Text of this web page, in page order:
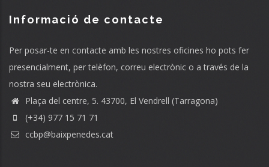
Informació de contacte
Per posar-te en contacte amb les nostres oficines ho pots fer
presencialment, per telèfon, correu electrònic o a través de la
nostra seu electrònica.
Plaça del centre, 5. 43700, El Vendrell (Tarragona)
(+34) 977 15 71 71
ccbp@baixpenedes.cat